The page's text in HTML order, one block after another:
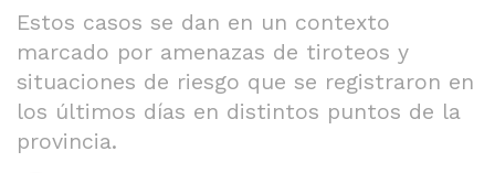
Estos casos se dan en un contexto
marcado por amenazas de tiroteos y
situaciones de riesgo que se registraron en
los últimos días en distintos puntos de la
provincia.